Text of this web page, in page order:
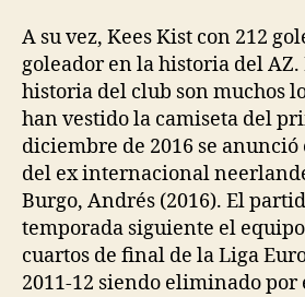
A su vez, Kees Kist con 212
goleador en la historia del
historia del club son muchos
han vestido la camiseta del
diciembre de 2016 se
del ex internacional
Burgo, Andrés (2016). El
temporada siguiente el
cuartos de final de la Liga
2011-12 siendo eliminado por